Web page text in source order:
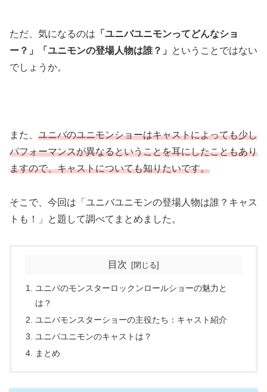
ただ、気になるのは 「ユニバユニモンってどんなショ
ー？」「ユニモンの登場人物は誰？」
ということではない
でしょうか。
また、 ユニバのユニモンショーはキャストによっても少し
パフォーマンスが異なるということを耳にしたこともあり
ますので、キャストについても知りたいです。
そこで、今回は「ユニバユニモンの登場人物は誰？キャス
トも！」と題して調べてまとめました。
目次
ユニバのモンスターロックンロールショーの魅力と
は？
ユニバモンスターショーの主役たち：キャスト紹介
ユニバユニモンのキャストは？
まとめ